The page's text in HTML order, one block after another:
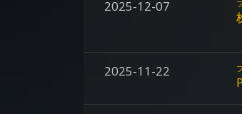
2025-12-07
2025-11-22